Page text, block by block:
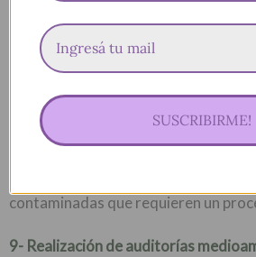
8- Creación de planes de
Se trata de un proceso en el que los
medioambientales ayudan a las
planes de remediacíon de zonas
Esto se aplica para fábricas o
contaminadas que requieren un
9- Realización de auditorías
SUSCRIBIRME!